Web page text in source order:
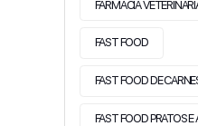
FARMACIA
FAST FOOD
FAST FOOD DE
FAST FOOD PRATOS